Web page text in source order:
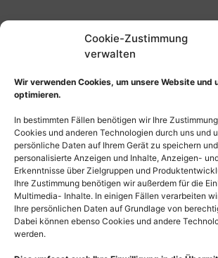
Cookie-Zustimmung
verwalten
Wir verwenden Cookies, um unsere Website und
optimieren.
In bestimmten Fällen benötigen wir Ihre
Cookies und anderen Technologien durch uns und
persönliche Daten auf Ihrem Gerät zu speichern
personalisierte Anzeigen und Inhalte, Anzeigen-
Erkenntnisse über Zielgruppen und
Ihre Zustimmung benötigen wir außerdem für die
Multimedia- Inhalte. In einigen Fällen verarbeiten
Ihre persönlichen Daten auf Grundlage von
Dabei können ebenso Cookies und andere
werden.